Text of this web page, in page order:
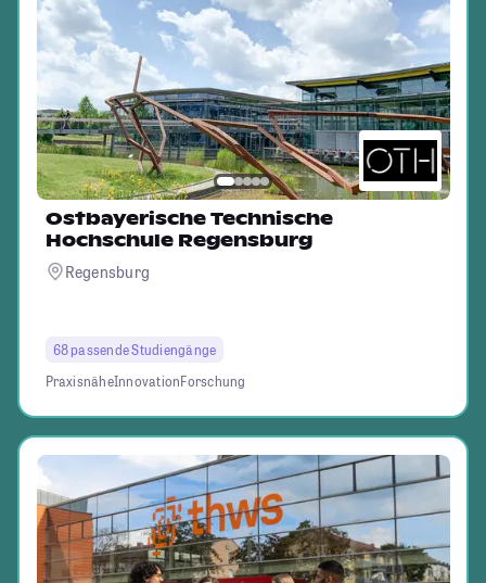
Ostbayerische Technische
Hochschule Regensburg
Regensburg
68 passende Studiengänge
PraxisnäheInnovationForschung